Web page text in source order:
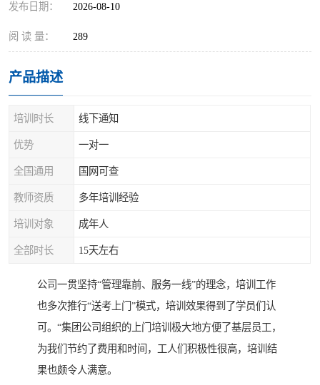
发布日期： 2026-08-10
阅 读 量： 289
产品描述
培训时长 线下通知
优势 一对一
全国通用 国网可查
教师资质 多年培训经验
培训对象 成年人
全部时长 15天左右
公司一贯坚持“管理靠前、服务一线”的理念，培训工作
也多次推行“送考上门”模式，培训效果得到了学员们认
可。“集团公司组织的上门培训极大地方便了基层员工，
为我们节约了费用和时间，工人们积极性很高，培训结
果也颇令人满意。